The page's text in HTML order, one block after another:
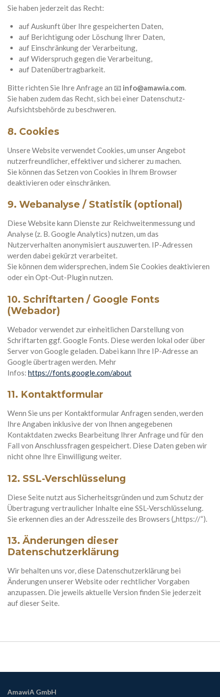
Sie haben jederzeit das Recht:
auf Auskunft über Ihre gespeicherten Daten,
auf Berichtigung oder Löschung Ihrer Daten,
auf Einschränkung der Verarbeitung,
auf Widerspruch gegen die Verarbeitung,
auf Datenübertragbarkeit.
Bitte richten Sie Ihre Anfrage an 📧 info@amawia.com.
Sie haben zudem das Recht, sich bei einer Datenschutz-
Aufsichtsbehörde zu beschweren.
8. Cookies
Unsere Website verwendet Cookies, um unser Angebot
nutzerfreundlicher, effektiver und sicherer zu machen.
Sie können das Setzen von Cookies in Ihrem Browser
deaktivieren oder einschränken.
9. Webanalyse / Statistik (optional)
Diese Website kann Dienste zur Reichweitenmessung und
Analyse (z. B. Google Analytics) nutzen, um das
Nutzerverhalten anonymisiert auszuwerten. IP-Adressen
werden dabei gekürzt verarbeitet.
Sie können dem widersprechen, indem Sie Cookies deaktivieren
oder ein Opt-Out-Plugin nutzen.
10. Schriftarten / Google Fonts
(Webador)
Webador verwendet zur einheitlichen Darstellung von
Schriftarten ggf. Google Fonts. Diese werden lokal oder über
Server von Google geladen. Dabei kann Ihre IP-Adresse an
Google übertragen werden. Mehr
Infos: https://fonts.google.com/about
11. Kontaktformular
Wenn Sie uns per Kontaktformular Anfragen senden, werden
Ihre Angaben inklusive der von Ihnen angegebenen
Kontaktdaten zwecks Bearbeitung Ihrer Anfrage und für den
Fall von Anschlussfragen gespeichert. Diese Daten geben wir
nicht ohne Ihre Einwilligung weiter.
12. SSL-Verschlüsselung
Diese Seite nutzt aus Sicherheitsgründen und zum Schutz der
Übertragung vertraulicher Inhalte eine SSL-Verschlüsselung.
Sie erkennen dies an der Adresszeile des Browsers („https://“).
13. Änderungen dieser
Datenschutzerklärung
Wir behalten uns vor, diese Datenschutzerklärung bei
Änderungen unserer Website oder rechtlicher Vorgaben
anzupassen. Die jeweils aktuelle Version finden Sie jederzeit
auf dieser Seite.
AmawiA GmbH